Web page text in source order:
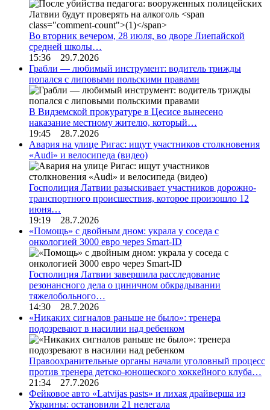
Во вторник вечером, 28 июля, во дворе Лиепайской
средней школы…
15:36 29.7.2026
Грабли — любимый инструмент: водитель трижды
попался с липовыми польскими правами
В Видземской прокуратуре в Цесисе вынесено
наказание местному жителю, который…
19:45 28.7.2026
Авария на улице Ригас: ищут участников столкновения
«Audi» и велосипеда (видео)
Госполиция Латвии разыскивает участников дорожно-
транспортного происшествия, которое произошло 12
июня…
19:19 28.7.2026
«Помощь» с двойным дном: украла у соседа с
онкологией 3000 евро через Smart-ID
Госполиция Латвии завершила расследование
резонансного дела о циничном обкрадывании
тяжелобольного…
14:30 28.7.2026
«Никаких сигналов раньше не было»: тренера
подозревают в насилии над ребенком
Правоохранительные органы начали уголовный процесс
против тренера детско-юношеского хоккейного клуба…
21:34 27.7.2026
Фейковое авто «Latvijas pasts» и лихая драйверша из
Украины: остановили 21 нелегала